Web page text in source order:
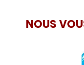
NOUS